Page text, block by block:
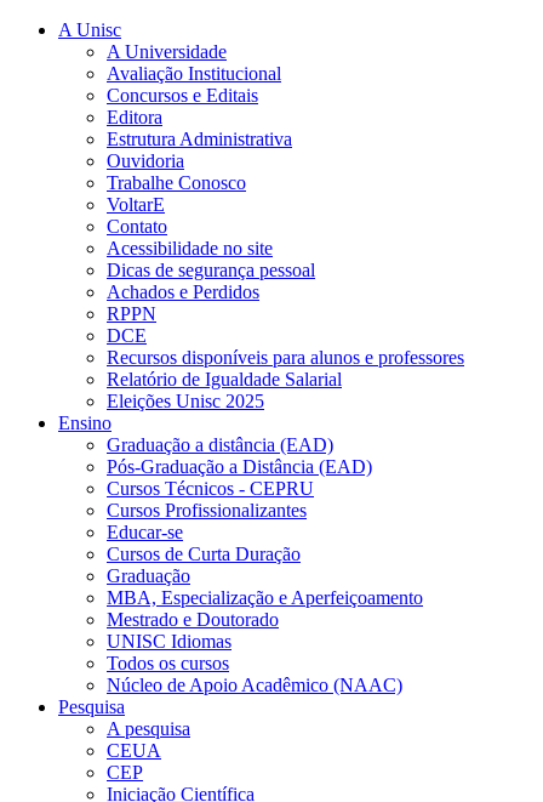
A Unisc
A Universidade
Avaliação Institucional
Concursos e Editais
Editora
Estrutura Administrativa
Ouvidoria
Trabalhe Conosco
VoltarE
Contato
Acessibilidade no site
Dicas de segurança pessoal
Achados e Perdidos
RPPN
DCE
Recursos disponíveis para alunos e professores
Relatório de Igualdade Salarial
Eleições Unisc 2025
Ensino
Graduação a distância (EAD)
Pós-Graduação a Distância (EAD)
Cursos Técnicos - CEPRU
Cursos Profissionalizantes
Educar-se
Cursos de Curta Duração
Graduação
MBA, Especialização e Aperfeiçoamento
Mestrado e Doutorado
UNISC Idiomas
Todos os cursos
Núcleo de Apoio Acadêmico (NAAC)
Pesquisa
A pesquisa
CEUA
CEP
Iniciação Científica